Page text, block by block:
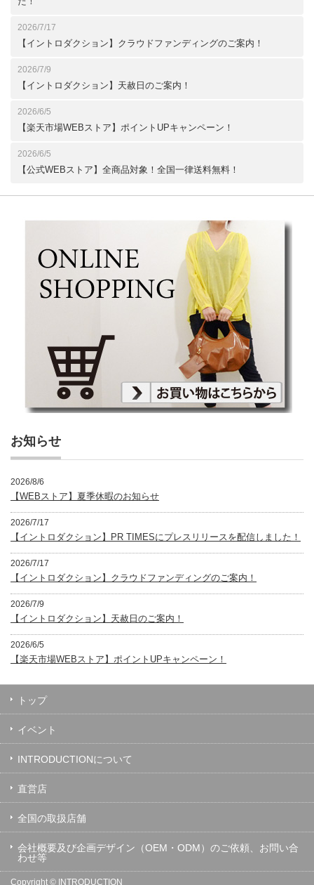
2026/7/17
【イントロダクション】クラウドファンディングのご案内！
2026/7/9
【イントロダクション】天赦日のご案内！
2026/6/5
【楽天市場WEBストア】ポイントUPキャンペーン！
2026/6/5
【公式WEBストア】全商品対象！全国一律送料無料！
お知らせ
2026/8/6
【WEBストア】夏季休暇のお知らせ
2026/7/17
【イントロダクション】PR TIMESにプレスリリースを配信しました！
2026/7/17
【イントロダクション】クラウドファンディングのご案内！
2026/7/9
【イントロダクション】天赦日のご案内！
2026/6/5
【楽天市場WEBストア】ポイントUPキャンペーン！
トップ
イベント
INTRODUCTIONについて
直営店
全国の取扱店舗
会社概要及び企画デザイン（OEM・ODM）のご依頼、お問い合
わせ等
Copyright © INTRODUCTION